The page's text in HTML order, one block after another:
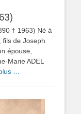
† 1963) Né à
fils de Joseph
épouse,
Marie ADEL
…